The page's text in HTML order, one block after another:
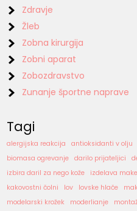
Zdravje
Žleb
Zobna kirurgija
Zobni aparat
Zobozdravstvo
Zunanje športne naprave
Tagi
alergijska reakcija antioksidanti v olju
biomasa ogrevanje
darilo prijateljici
izbira daril za nego kože
izdelava
kakovostni čolni
lov lovske hlače
modelarski krožek
moderlianje